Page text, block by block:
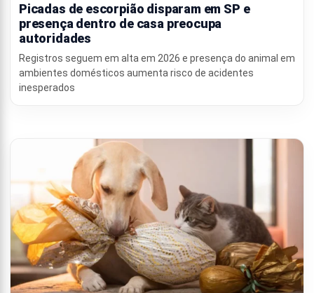
Picadas de escorpião disparam em SP e
presença dentro de casa preocupa
autoridades
Registros seguem em alta em 2026 e presença do animal em
ambientes domésticos aumenta risco de acidentes
inesperados